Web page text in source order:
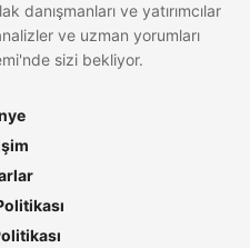
danışmanları ve yatırımcılar
ve uzman yorumları
sizi bekliyor.